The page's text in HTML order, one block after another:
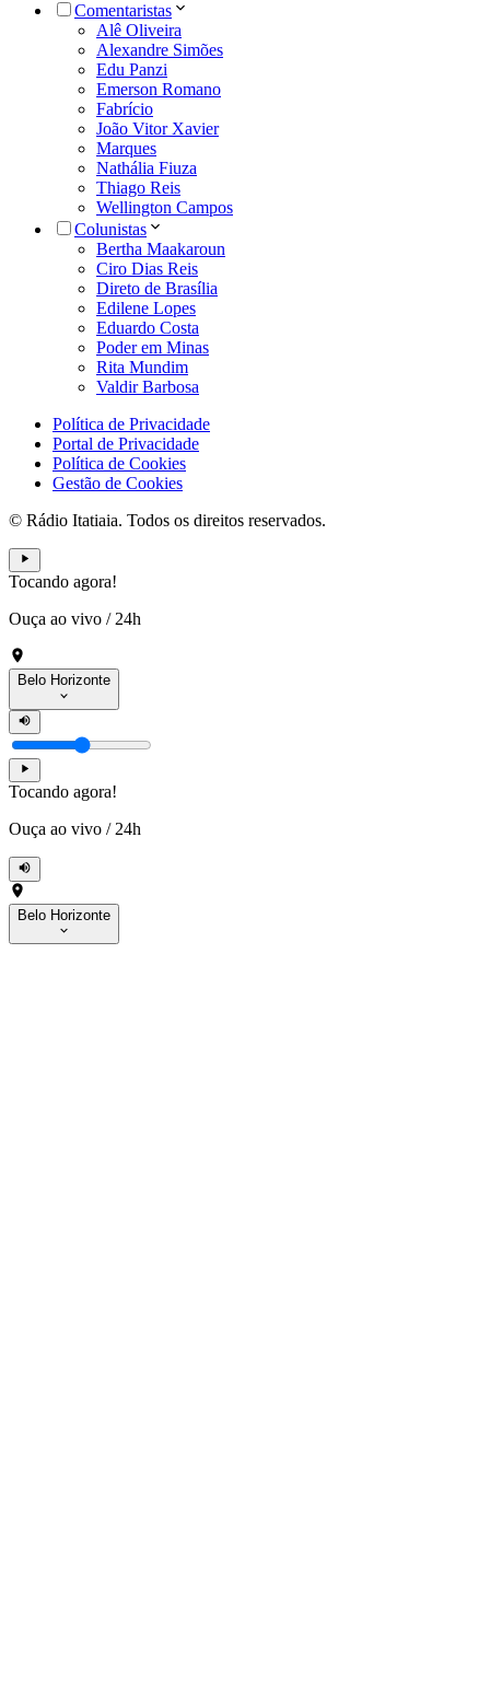
Comentaristas
Alê Oliveira
Alexandre Simões
Edu Panzi
Emerson Romano
Fabrício
João Vitor Xavier
Marques
Nathália Fiuza
Thiago Reis
Wellington Campos
Colunistas
Bertha Maakaroun
Ciro Dias Reis
Direto de Brasília
Edilene Lopes
Eduardo Costa
Poder em Minas
Rita Mundim
Valdir Barbosa
Política de Privacidade
Portal de Privacidade
Política de Cookies
Gestão de Cookies
© Rádio Itatiaia. Todos os direitos reservados.
Tocando agora!
Ouça ao vivo / 24h
Belo Horizonte
Tocando agora!
Ouça ao vivo / 24h
Belo Horizonte